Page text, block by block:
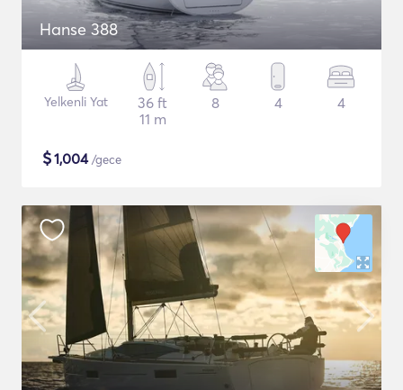
Hanse 388
Yelkenli Yat
36 ft
11 m
8 4 4
$1,004/gece